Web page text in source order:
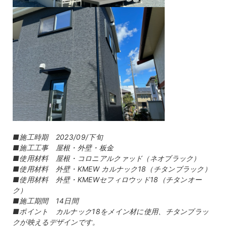
■施工時期 2023/09/下旬
■施工工事 屋根・外壁・板金
■使用材料 屋根・コロニアルクァッド（ネオブラック）
■使用材料 外壁・KMEW カルナック18（チタンブラック）
■使用材料 外壁・KMEWセフィロウッド18（チタンオー
ク）
■施工期間 14日間
■ポイント カルナック18をメイン材に使用、チタンブラッ
クが映えるデザインです。